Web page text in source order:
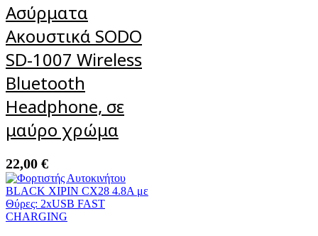
Ασύρματα
Ακουστικά SODO
SD-1007 Wireless
Bluetooth
Headphone, σε
μαύρο χρώμα
22,00 €